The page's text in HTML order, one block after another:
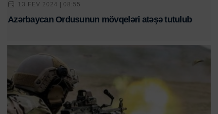
13 FEV 2024 | 08:55
Azərbaycan Ordusunun mövqeləri atəşə tutulub